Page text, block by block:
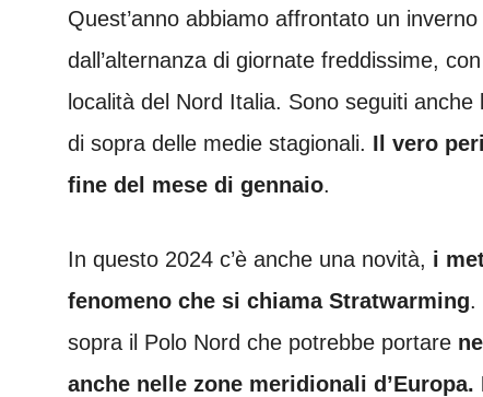
Quest’anno abbiamo affrontato un
dall’alternanza di giornate freddissime,
località del Nord Italia. Sono seguiti
di sopra delle medie stagionali. Il vero
fine del mese di gennaio.
In questo 2024 c’è anche una novità, i
fenomeno che si chiama Stratwarming.
sopra il Polo Nord che potrebbe portare
anche nelle zone meridionali d’Europa.